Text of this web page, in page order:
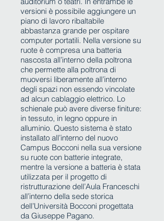
versioni è possibile aggiungere un
piano di lavoro ribaltabile
abbastanza grande per ospitare
computer portatili. Nella versione su
ruote è compresa una batteria
nascosta all’interno della poltrona
che permette alla poltrona di
muoversi liberamente all’interno
degli spazi non essendo vincolate
ad alcun cablaggio elettrico. Lo
schienale può avere diverse finiture:
in tessuto, in legno oppure in
alluminio. Questo sistema è stato
installato all’interno del nuovo
Campus Bocconi nella sua versione
su ruote con batterie integrate,
mentre la versione a batteria è stata
utilizzata per il progetto di
ristrutturazione dell’Aula Franceschi
all’interno della sede storica
dell’Università Bocconi progettata
da Giuseppe Pagano.